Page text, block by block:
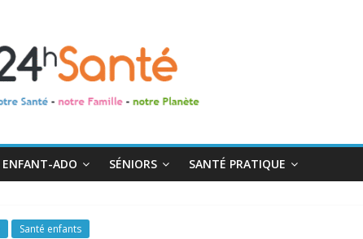
ENFANT-ADO SÉNIORS SANTÉ PRATIQUE
Santé enfants